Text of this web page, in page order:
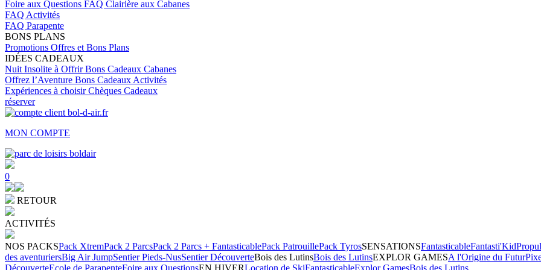
Foire aux Questions FAQ Clairière aux Cabanes
FAQ Activités
FAQ Parapente
BONS PLANS
Promotions Offres et Bons Plans
IDÉES CADEAUX
Nuit Insolite à OffrirBons Cadeaux Cabanes
Offrez l’Aventure Bons Cadeaux Activités
Expériences à choisirChèques Cadeaux
réserver
MON COMPTE
0
RETOUR
ACTIVITÉS
NOS PACKSPack XtremPack 2 ParcsPack 2 Parcs + FantasticablePack PatrouillePack TyrosSENSATIONSFantasticableFantasti'Kid
des aventuriersBig Air JumpSentier Pieds-NusSentier DécouverteBois des LutinsBois des LutinsEXPLOR GAMESA l'Origine du Futur
DécouverteEcole de ParapenteFoire aux QuestionsEN HIVERLocation de SkiFantasticableExplor GamesBois des Lutins